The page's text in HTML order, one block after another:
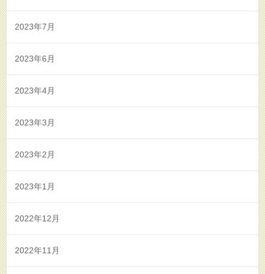
2023年7月
2023年6月
2023年4月
2023年3月
2023年2月
2023年1月
2022年12月
2022年11月